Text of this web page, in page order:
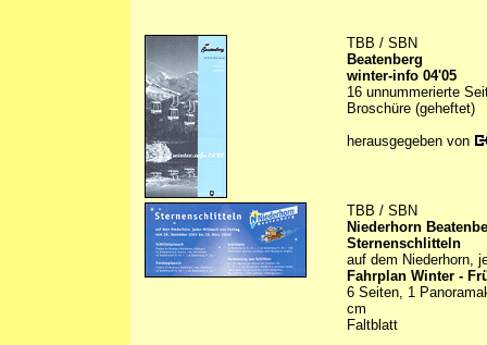
TBB / SBN
Beatenberg
winter-info 04'05
16 unnummerierte
Broschüre (geheftet)
herausgegeben von
TBB / SBN
Niederhorn
Sternenschlitteln
auf dem Niederhorn,
Fahrplan Winter -
6 Seiten, 1
cm
Faltblatt